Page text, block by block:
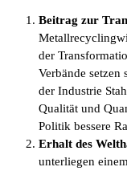
Beitrag zur
der
Verbände setzen
der Industrie
Qualität und
Politik bessere
Erhalt des
unterliegen